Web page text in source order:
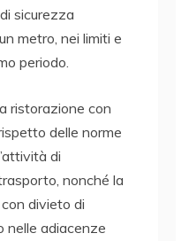
sicurezza
metro, nei limiti e
periodo.
ristorazione con
delle norme
di
nonché la
divieto di
nelle adiacenze